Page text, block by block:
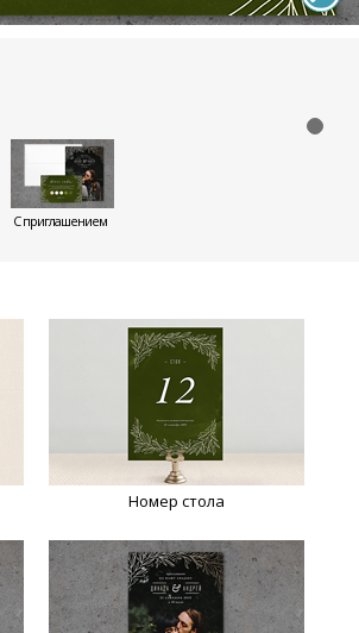
С приглашением
Номер стола